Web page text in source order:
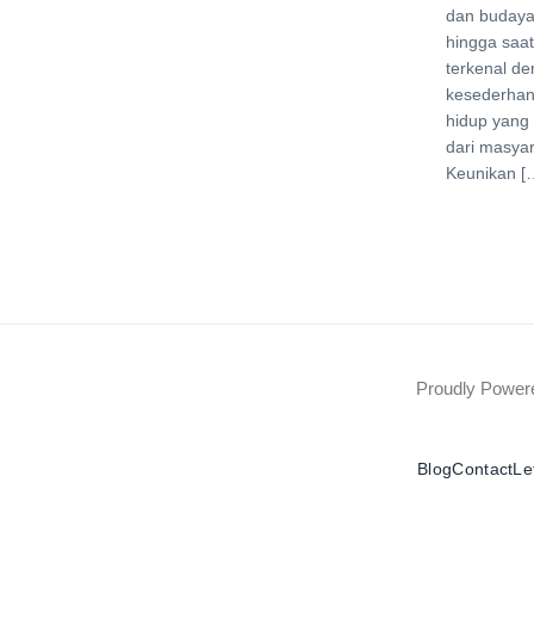
dan
hingga
terkenal
hidup
dari
Keunikan
Proudly
BlogContact